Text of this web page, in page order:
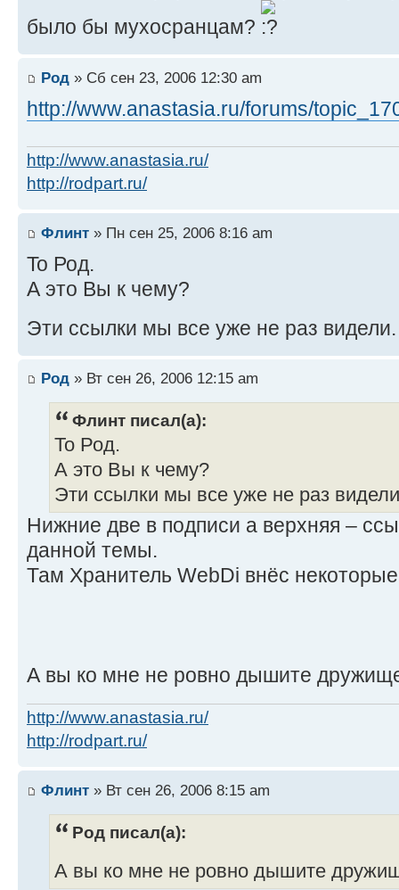
было бы мухосранцам?
Род » Сб сен 23, 2006 12:30 am
http://www.anastasia.ru/forums/
http://www.anastasia.ru/
http://rodpart.ru/
Флинт » Пн сен 25, 2006 8:16 am
To Род.
А это Вы к чему?
Эти ссылки мы все уже не раз
Род » Вт сен 26, 2006 12:15 am
Флинт писал(а):
To Род.
А это Вы к чему?
Эти ссылки мы все уже не раз
Нижние две в подписи а верхняя –
данной темы.
Там Хранитель WebDi внёс
А вы ко мне не ровно дышите
http://www.anastasia.ru/
http://rodpart.ru/
Флинт » Вт сен 26, 2006 8:15 am
Род писал(а):
А вы ко мне не ровно дышите